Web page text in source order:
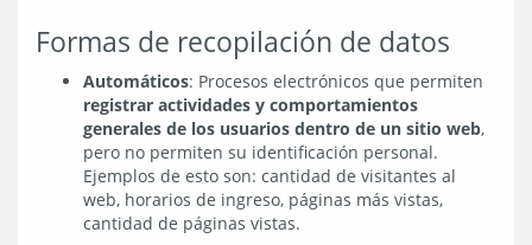
Formas de recopilación de datos
Automáticos: Procesos electrónicos que permiten
registrar actividades y comportamientos
generales de los usuarios dentro de un sitio web,
pero no permiten su identificación personal.
Ejemplos de esto son: cantidad de visitantes al
web, horarios de ingreso, páginas más vistas,
cantidad de páginas vistas.